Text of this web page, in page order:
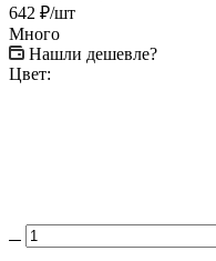
642 ₽/шт
Много
Нашли дешевле?
Цвет: